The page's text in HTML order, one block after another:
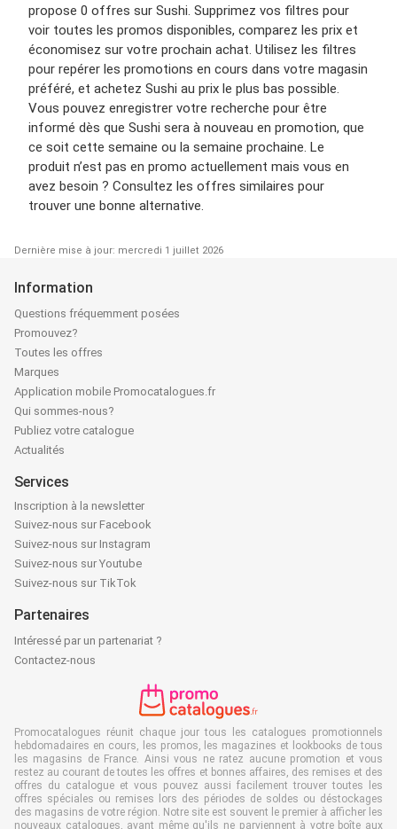
propose 0 offres sur Sushi. Supprimez vos filtres pour
voir toutes les promos disponibles, comparez les prix et
économisez sur votre prochain achat. Utilisez les filtres
pour repérer les promotions en cours dans votre magasin
préféré, et achetez Sushi au prix le plus bas possible.
Vous pouvez enregistrer votre recherche pour être
informé dès que Sushi sera à nouveau en promotion, que
ce soit cette semaine ou la semaine prochaine. Le
produit n’est pas en promo actuellement mais vous en
avez besoin ? Consultez les offres similaires pour
trouver une bonne alternative.
Dernière mise à jour: mercredi 1 juillet 2026
Information
Questions fréquemment posées
Promouvez?
Toutes les offres
Marques
Application mobile Promocatalogues.fr
Qui sommes-nous?
Publiez votre catalogue
Actualités
Services
Inscription à la newsletter
Suivez-nous sur Facebook
Suivez-nous sur Instagram
Suivez-nous sur Youtube
Suivez-nous sur TikTok
Partenaires
Intéressé par un partenariat ?
Contactez-nous
Promocatalogues réunit chaque jour tous les catalogues promotionnels
hebdomadaires en cours, les promos, les magazines et lookbooks de tous
les magasins de France. Ainsi vous ne ratez aucune promotion et vous
restez au courant de toutes les offres et bonnes affaires, des remises et des
offres du catalogue et vous pouvez aussi facilement trouver toutes les
offres spéciales ou remises lors des périodes de soldes ou déstockages
des magasins de votre région. Notre site est souvent le premier à afficher les
nouveaux catalogues, avant même qu'ils ne parviennent à votre boîte aux